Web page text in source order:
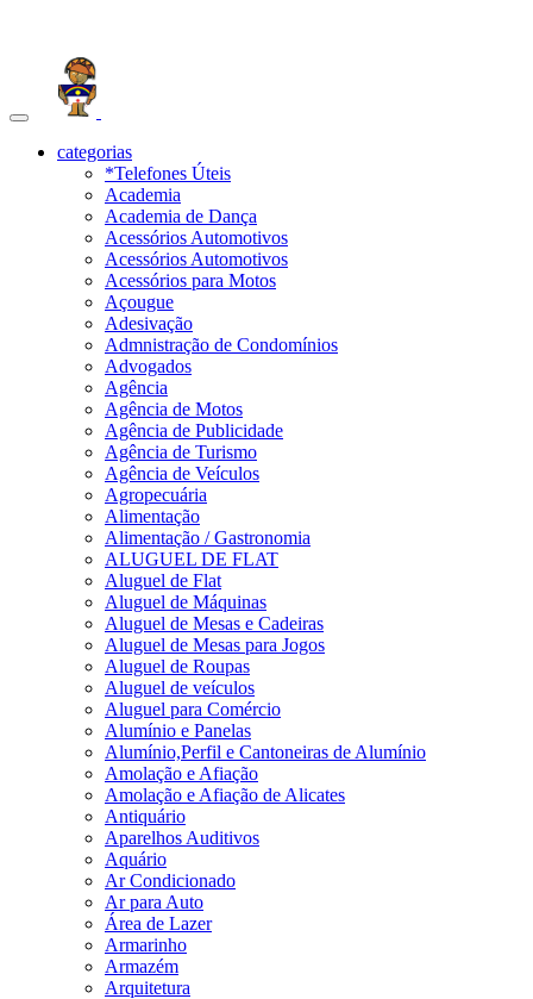
Toggle
navigationcategorias
*Telefones Úteis
Academia
Academia de Dança
Acessórios Automotivos
Acessórios Automotivos
Acessórios para Motos
Açougue
Adesivação
Admnistração de Condomínios
Advogados
Agência
Agência de Motos
Agência de Publicidade
Agência de Turismo
Agência de Veículos
Agropecuária
Alimentação
Alimentação / Gastronomia
ALUGUEL DE FLAT
Aluguel de Flat
Aluguel de Máquinas
Aluguel de Mesas e Cadeiras
Aluguel de Mesas para Jogos
Aluguel de Roupas
Aluguel de veículos
Aluguel para Comércio
Alumínio e Panelas
Alumínio,Perfil e Cantoneiras de Alumínio
Amolação e Afiação
Amolação e Afiação de Alicates
Antiquário
Aparelhos Auditivos
Aquário
Ar Condicionado
Ar para Auto
Área de Lazer
Armarinho
Armazém
Arquitetura